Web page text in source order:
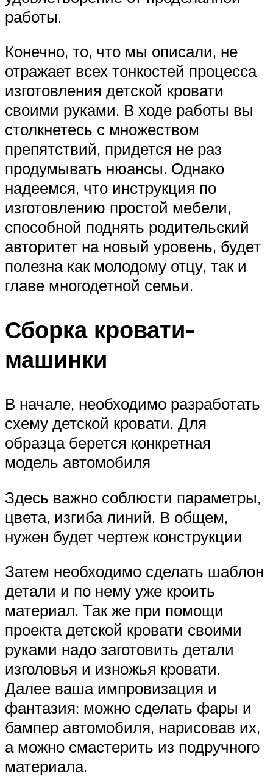
работы.
Конечно, то, что мы описали, не
отражает всех тонкостей процесса
изготовления детской кровати
своими руками. В ходе работы вы
столкнетесь с множеством
препятствий, придется не раз
продумывать нюансы. Однако
надеемся, что инструкция по
изготовлению простой мебели,
способной поднять родительский
авторитет на новый уровень, будет
полезна как молодому отцу, так и
главе многодетной семьи.
Сборка кровати-
машинки
В начале, необходимо разработать
схему детской кровати. Для
образца берется конкретная
модель автомобиля
Здесь важно соблюсти параметры,
цвета, изгиба линий. В общем,
нужен будет чертеж конструкции
Затем необходимо сделать шаблон
детали и по нему уже кроить
материал. Так же при помощи
проекта детской кровати своими
руками надо заготовить детали
изголовья и изножья кровати.
Далее ваша импровизация и
фантазия: можно сделать фары и
бампер автомобиля, нарисовав их,
а можно смастерить из подручного
материала.